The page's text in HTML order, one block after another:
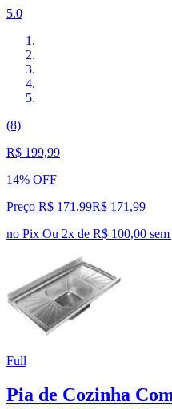
5.0
(8)
R$ 199,99
14% OFF
Preço R$ 171,99R$ 171 ,99
no Pix Ou 2x de R$ 100,00
Full
Pia de Cozinha